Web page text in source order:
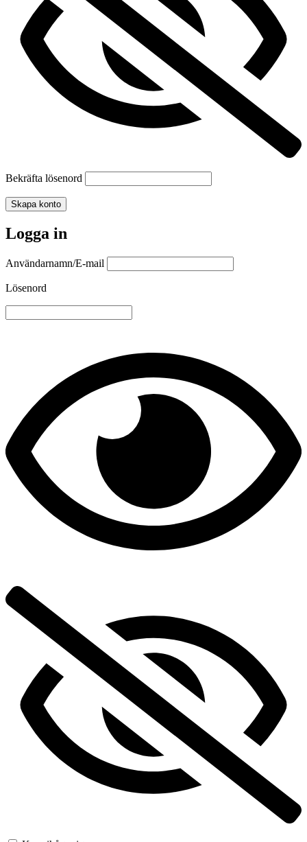
Bekräfta lösenord
Skapa konto
Logga in
Användarnamn/E-mail
Lösenord